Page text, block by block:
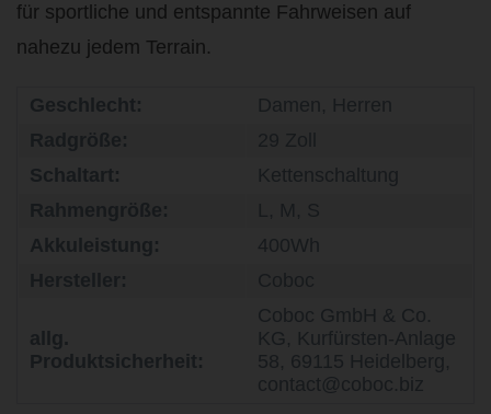
für sportliche und entspannte Fahrweisen auf
nahezu jedem Terrain.
Geschlecht:
Damen, Herren
Schaltart:
Kettenschaltung
Akkuleistung:
400Wh
allg.
Produktsicherheit:
Coboc GmbH & Co.
KG, Kurfürsten-Anlage
58, 69115 Heidelberg,
contact@coboc.biz